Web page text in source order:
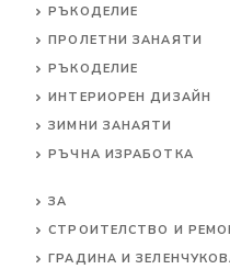
РЪКОДЕЛИЕ
ПРОЛЕТНИ ЗАНАЯТИ
РЪКОДЕЛИЕ
ИНТЕРИОРЕН ДИЗАЙН
ЗИМНИ ЗАНАЯТИ
РЪЧНА ИЗРАБОТКА
ЗА
СТРОИТЕЛСТВО И
ГРАДИНА И